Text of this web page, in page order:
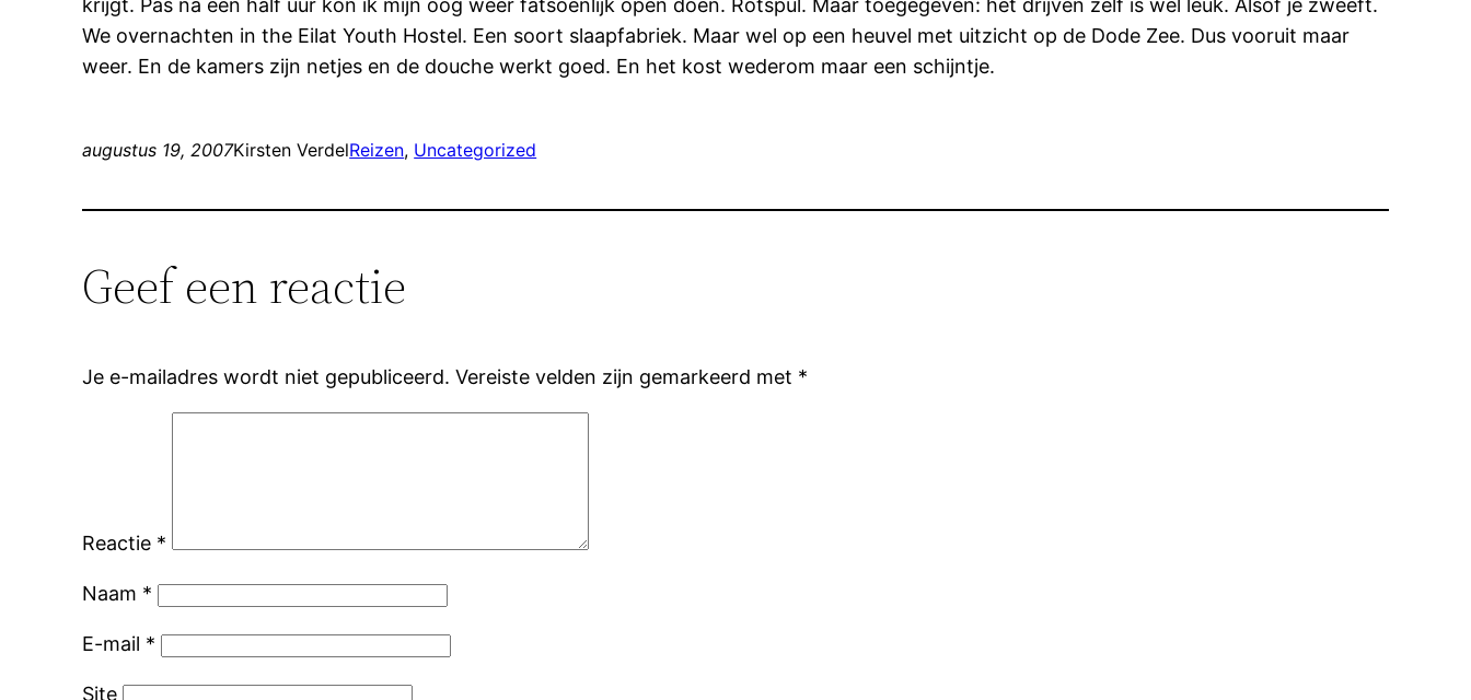
krijgt. Pas na een half uur kon ik mijn oog weer fatsoenlijk open doen. Rotspul. Maar toegegeven: het drijven zelf is wel leuk. Alsof je zweeft.
We overnachten in the Eilat Youth Hostel. Een soort slaapfabriek. Maar wel op een heuvel met uitzicht op de Dode Zee. Dus vooruit maar
weer. En de kamers zijn netjes en de douche werkt goed. En het kost wederom maar een schijntje.
augustus 19, 2007Kirsten VerdelReizen, Uncategorized
Geef een reactie
Je e-mailadres wordt niet gepubliceerd. Vereiste velden zijn gemarkeerd met *
Reactie *
Naam *
E-mail *
Site